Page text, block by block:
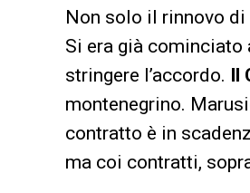
Non solo il rinnovo di
Si era già cominciato
stringere l’accordo. Il
montenegrino.
contratto è in
ma coi contratti,